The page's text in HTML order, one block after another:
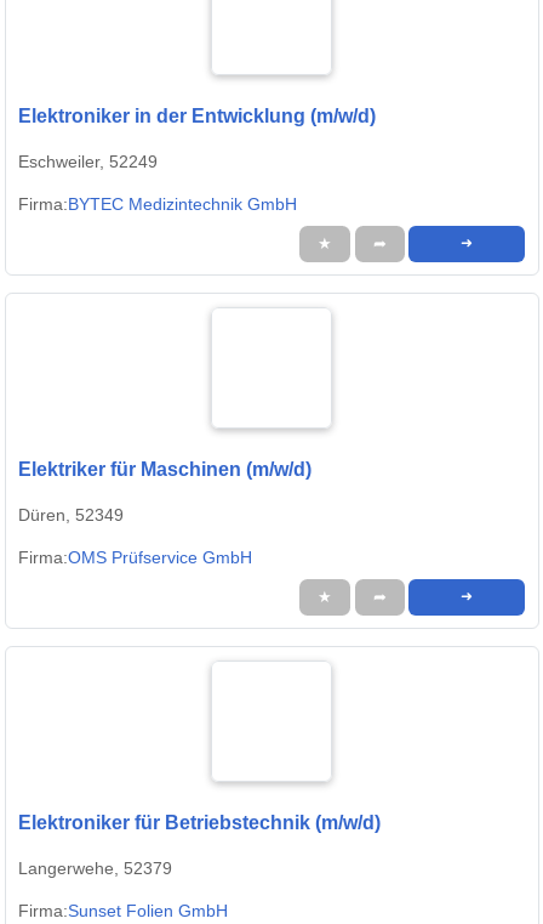
Elektroniker in der Entwicklung (m/w/d)
Eschweiler, 52249
Firma:BYTEC Medizintechnik GmbH
★ ➦ ➜
Elektriker für Maschinen (m/w/d)
Düren, 52349
Firma:OMS Prüfservice GmbH
★ ➦ ➜
Elektroniker für Betriebstechnik (m/w/d)
Langerwehe, 52379
Firma:Sunset Folien GmbH